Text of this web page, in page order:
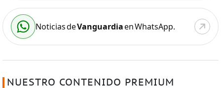
Noticias deVanguardiaen WhatsApp.
NUESTRO CONTENIDO PREMIUM